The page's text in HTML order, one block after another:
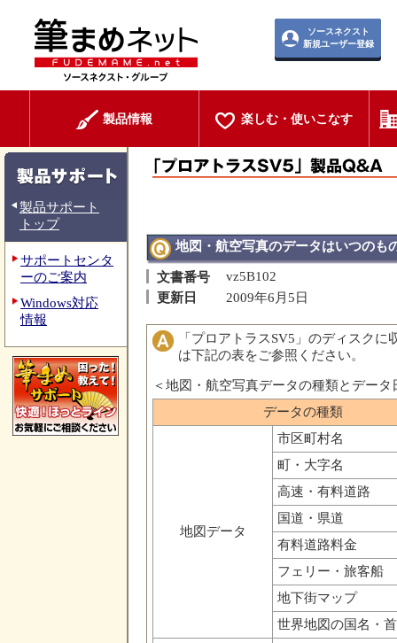
ソースネクスト
新規ユーザー登録
製品情報 楽しむ・使いこなす
製品サポート
トップ
サポートセンタ
ーのご案内
Windows対応
情報
地図・航空写真のデータはいつのも
文書番号
vz5B102
更新日
2009年6月5日
「プロアトラスSV5」のディスク
は下記の表をご参照ください。
＜地図・航空写真データの種類とデータ
データの種類
地図データ
市区町村名
町・大字名
高速・有料道路
国道・県道
有料道路料金
フェリー・旅客船
地下街マップ
世界地図の国名・